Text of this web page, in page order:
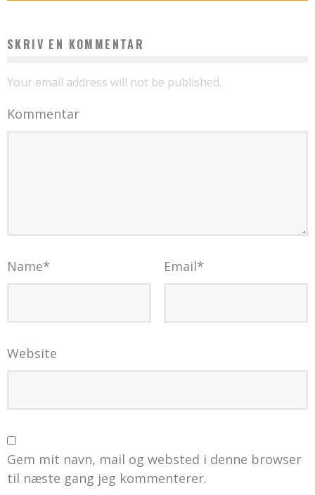
SKRIV EN KOMMENTAR
Your email address will not be published.
Kommentar
Name* Email*
Website
Gem mit navn, mail og websted i denne browser
til næste gang jeg kommenterer.